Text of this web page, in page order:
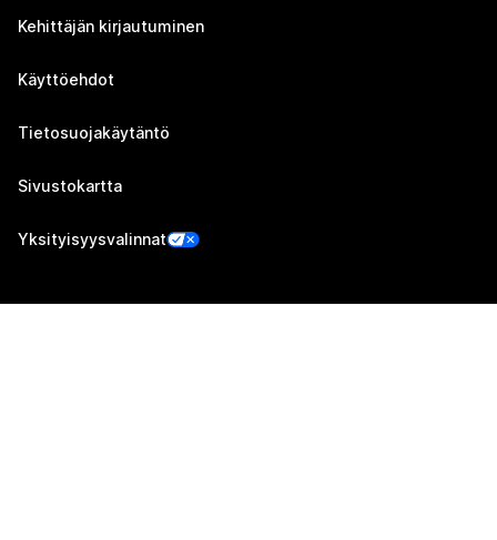
Kehittäjän kirjautuminen
Käyttöehdot
Tietosuojakäytäntö
Sivustokartta
Yksityisyysvalinnat